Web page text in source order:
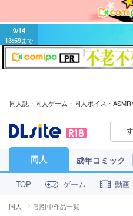
9/14
13:59まで
同人誌・同人ゲーム・同人ボイス・
同人 成年コミック
TOP ゲーム 動画
同人 割引中作品一覧